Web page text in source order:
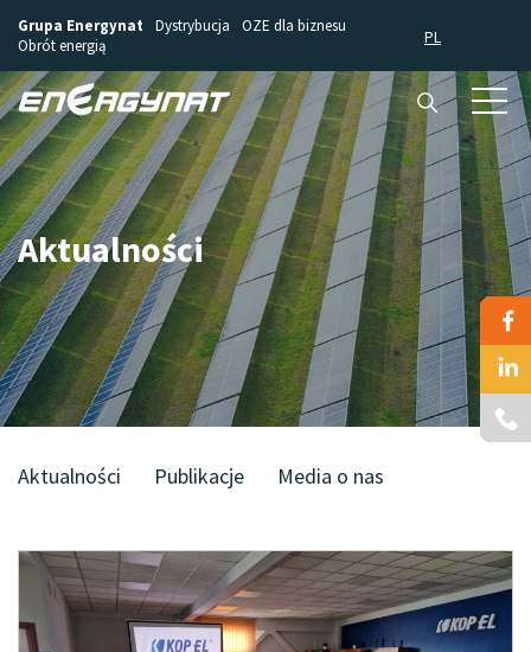
Grupa Energynat Dystrybucja
OZE dla biznesu
Obrót energią
PL
Aktualności
Aktualności Publikacje Media o nas